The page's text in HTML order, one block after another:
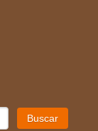
Buscar